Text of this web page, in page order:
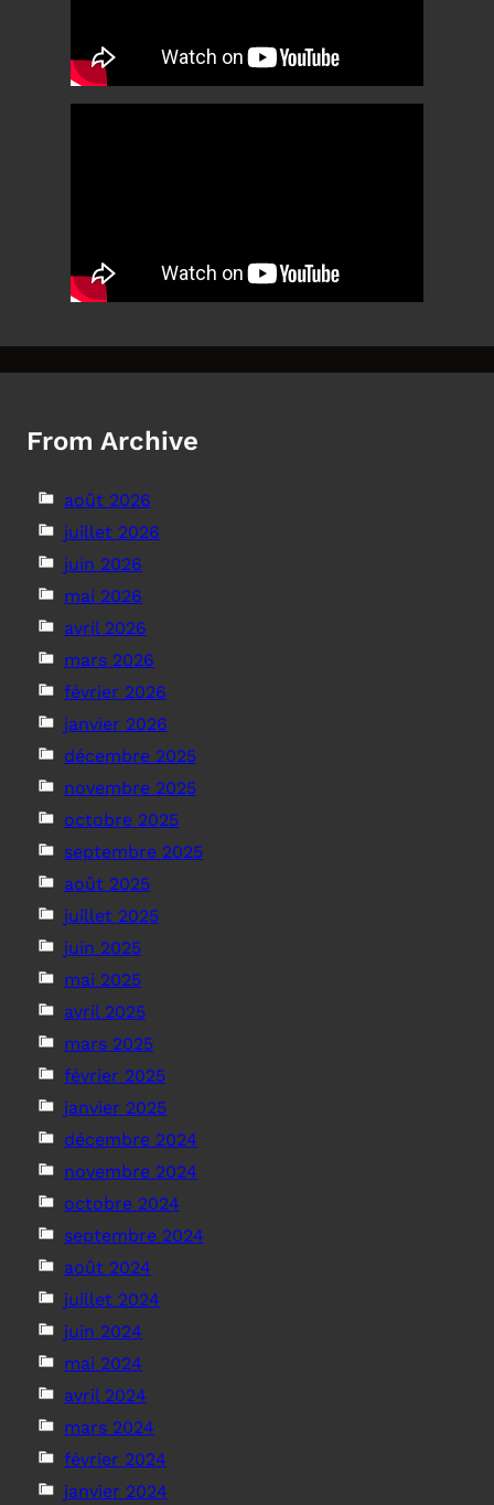
From Archive
août 2026
juillet 2026
juin 2026
mai 2026
avril 2026
mars 2026
février 2026
janvier 2026
décembre 2025
novembre 2025
octobre 2025
septembre 2025
août 2025
juillet 2025
juin 2025
mai 2025
avril 2025
mars 2025
février 2025
janvier 2025
décembre 2024
novembre 2024
octobre 2024
septembre 2024
août 2024
juillet 2024
juin 2024
mai 2024
avril 2024
mars 2024
février 2024
janvier 2024